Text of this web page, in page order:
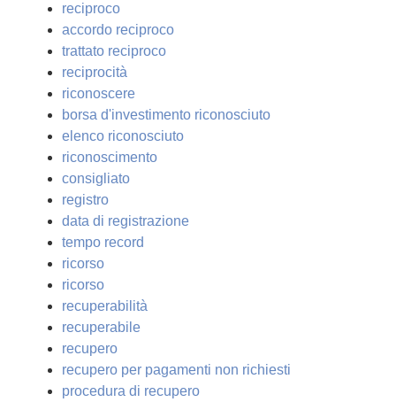
reciproco
accordo reciproco
trattato reciproco
reciprocità
riconoscere
borsa d'investimento riconosciuto
elenco riconosciuto
riconoscimento
consigliato
registro
data di registrazione
tempo record
ricorso
ricorso
recuperabilità
recuperabile
recupero
recupero per pagamenti non richiesti
procedura di recupero